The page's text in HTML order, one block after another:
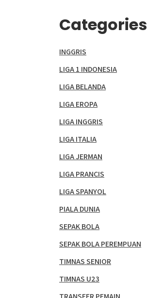
Categories
INGGRIS
LIGA 1 INDONESIA
LIGA BELANDA
LIGA EROPA
LIGA INGGRIS
LIGA ITALIA
LIGA JERMAN
LIGA PRANCIS
LIGA SPANYOL
PIALA DUNIA
SEPAK BOLA
SEPAK BOLA PEREMPUAN
TIMNAS SENIOR
TIMNAS U23